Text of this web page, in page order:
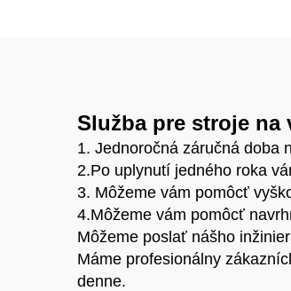
Služba pre stroje na
1. Jednoročná záručná doba
2.Po uplynutí jedného roka
3. Môžeme vám pomôcť
4.Môžeme vám pomôcť
Môžeme poslať nášho
Máme profesionálny
denne.